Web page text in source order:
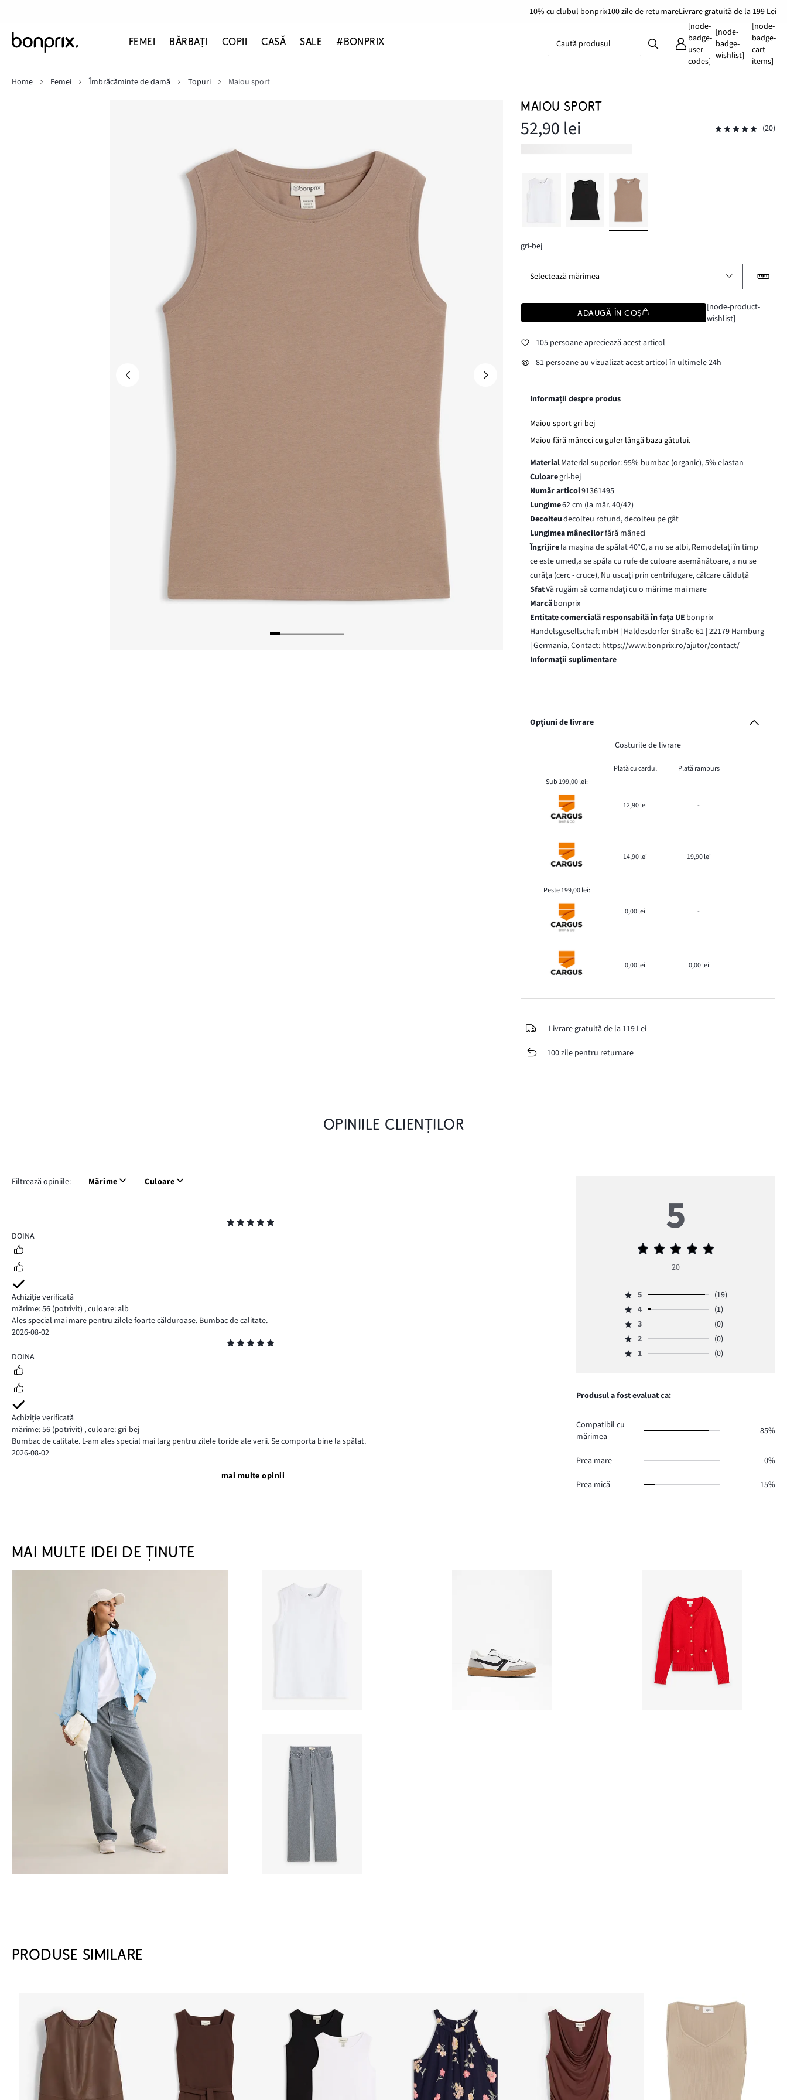
-10% cu clubul bonprix100 zile de returnareLivrare gratuită de la 199 Lei
FEMEI BĂRBAŢI COPII CASĂ SALE #BONPRIX Caută produsul
[node-
badge-
user-
codes]
[node-
badge-
wishlist]
[node-
badge-
cart-
items]
Home
Femei Îmbrăcăminte de damă Topuri Maiou sport
MAIOU SPORT
52,90 lei (20)
gri-bej
Selectează mărimea
ADAUGĂ ÎN COȘ
[node-product-
wishlist]
105 persoane apreciează acest articol
81 persoane au vizualizat acest articol în ultimele 24h
Informații despre produs
Maiou sport gri-bej
Maiou fără mâneci cu guler lângă baza gâtului.
MaterialMaterial superior: 95% bumbac (organic), 5% elastan
Culoaregri-bej
Număr articol91361495
Lungime62 cm (la măr. 40/42)
Decolteudecolteu rotund, decolteu pe gât
Lungimea mânecilorfără mâneci
Îngrijirela maşina de spălat 40°C, a nu se albi, Remodelați în timp
ce este umed,a se spăla cu rufe de culoare asemănătoare, a nu se
curăţa (cerc - cruce), Nu uscați prin centrifugare, călcare călduţă
SfatVă rugăm să comandați cu o mărime mai mare
Marcăbonprix
Entitate comercială responsabilă în fața UE bonprix
Handelsgesellschaft mbH | Haldesdorfer Straße 61 | 22179 Hamburg
| Germania, Contact: https://www.bonprix.ro/ajutor/contact/
Informaţii suplimentare
Opțiuni de livrare
Costurile de livrare
Plată cu cardul
Plată ramburs
Sub 199,00 lei:
12,90 lei -
14,90 lei 19,90 lei
Peste 199,00 lei:
0,00 lei -
0,00 lei 0,00 lei
Livrare gratuită de la 119 Lei
100 zile pentru returnare
OPINIILE CLIENȚILOR
Filtrează opiniile: Mărime Culoare
5
DOINA
Achiziție verificată
mărime: 56 (potrivit) ,culoare: alb
Ales special mai mare pentru zilele foarte călduroase. Bumbac de calitate.
2026-08-02
5
DOINA
Achiziție verificată
mărime: 56 (potrivit) ,culoare: gri-bej
Bumbac de calitate. L-am ales special mai larg pentru zilele toride ale verii. Se comporta bine la spălat.
2026-08-02
mai multe opinii
5
Evaluarea
5
20
Evaluare
5,
numărul
de
19.
5
(19)
Evaluare
4,
numărul
de
4
(1)
Evaluare
3,
numărul
3
(0)
Evaluare
2,
voturi
0.
2
(0)
Evaluare
de
1 (0)
Produsul a fost evaluat ca:
Compatibil cu
mărimea
85%
Prea mare 0%
Prea mică 15%
MAI MULTE IDEI DE ȚINUTE
PRODUSE SIMILARE